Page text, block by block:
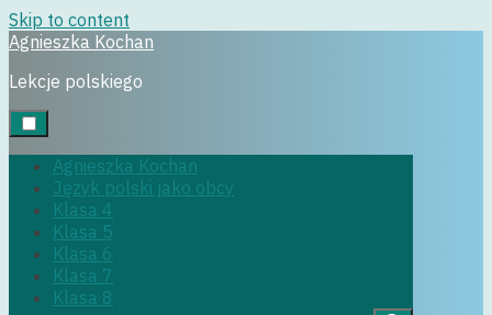
Skip to content
Agnieszka Kochan
Lekcje polskiego
Agnieszka Kochan
Język polski jako obcy
Klasa 4
Klasa 5
Klasa 6
Klasa 7
Klasa 8
jpjo
30 marca, 2025